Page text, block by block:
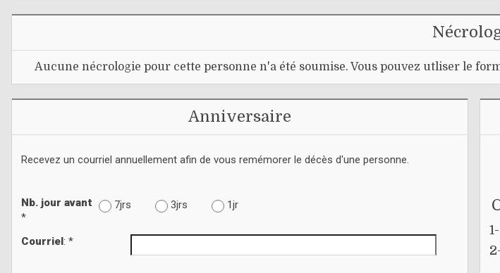
Aucune nécrologie pour cette personne n'a été soumise. Vous pouvez utliser le
Anniversaire
Recevez un courriel annuellement afin de vous remémorer le décès d'une personne.
Nb. jour avant
*
7jrs 3jrs 1jr
Courriel: *